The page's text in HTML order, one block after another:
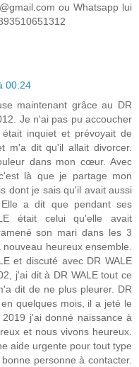
ou Whatsapp lui
00:24
maintenant grâce au DR
Je n'ai pas pu accoucher
inquiet et prévoyait de
m'a dit qu'il allait divorcer.
dans mon cœur. Avec
là que je partage mon
dont je sais qu'il avait aussi
a dit que pendant ses
était celui qu'elle avait
son mari dans les 3
heureux ensemble.
et discuté avec DR WALE
j'ai dit à DR WALE tout ce
dit de ne plus pleurer. DR
quelques mois, il a jeté le
j'ai donné naissance à
et nous vivons heureux.
aide urgente pour tout type
personne à contacter.